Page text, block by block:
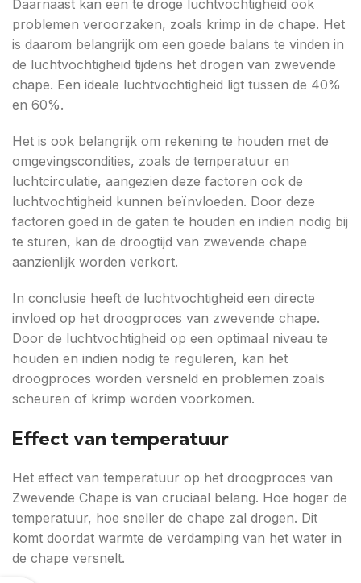
Daarnaast kan een te droge luchtvochtigheid ook
problemen veroorzaken, zoals krimp in de chape. Het
is daarom belangrijk om een goede balans te vinden in
de luchtvochtigheid tijdens het drogen van zwevende
chape. Een ideale luchtvochtigheid ligt tussen de 40%
en 60%.
Het is ook belangrijk om rekening te houden met de
omgevingscondities, zoals de temperatuur en
luchtcirculatie, aangezien deze factoren ook de
luchtvochtigheid kunnen beïnvloeden. Door deze
factoren goed in de gaten te houden en indien nodig bij
te sturen, kan de droogtijd van zwevende chape
aanzienlijk worden verkort.
In conclusie heeft de luchtvochtigheid een directe
invloed op het droogproces van zwevende chape.
Door de luchtvochtigheid op een optimaal niveau te
houden en indien nodig te reguleren, kan het
droogproces worden versneld en problemen zoals
scheuren of krimp worden voorkomen.
Effect van temperatuur
Het effect van temperatuur op het droogproces van
Zwevende Chape is van cruciaal belang. Hoe hoger de
temperatuur, hoe sneller de chape zal drogen. Dit
komt doordat warmte de verdamping van het water in
de chape versnelt.